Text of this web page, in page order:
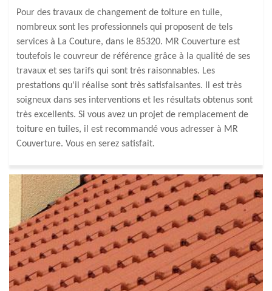
Pour des travaux de changement de toiture en tuile,
nombreux sont les professionnels qui proposent de tels
services à La Couture, dans le 85320. MR Couverture est
toutefois le couvreur de référence grâce à la qualité de ses
travaux et ses tarifs qui sont très raisonnables. Les
prestations qu’il réalise sont très satisfaisantes. Il est très
soigneux dans ses interventions et les résultats obtenus sont
très excellents. Si vous avez un projet de remplacement de
toiture en tuiles, il est recommandé vous adresser à MR
Couverture. Vous en serez satisfait.